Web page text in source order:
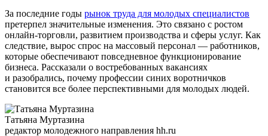
За последние годы рынок труда для молодых специалистов
претерпел значительные изменения. Это связано с ростом
онлайн-торговли, развитием производства и сферы услуг. Как
следствие, вырос спрос на массовый персонал — работников,
которые обеспечивают повседневное функционирование
бизнеса. Рассказали о востребованных вакансиях
и разобрались, почему профессии синих воротничков
становится все более перспективными для молодых людей.
Татьяна Муртазина
редактор молодежного направления hh.ru